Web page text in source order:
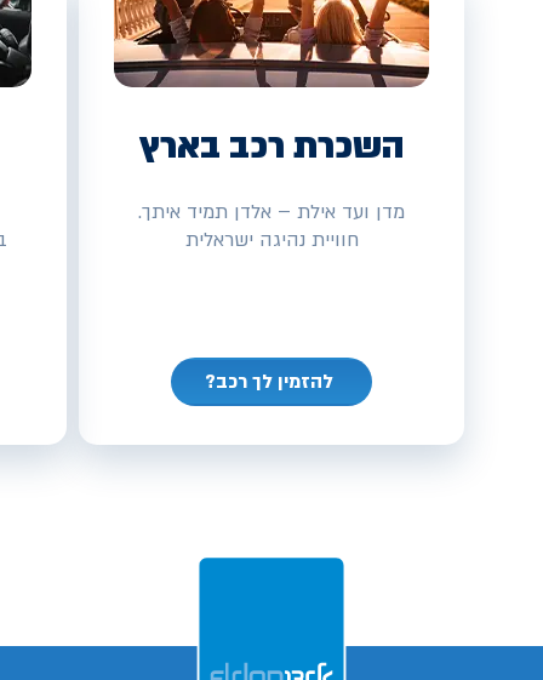
השכרת רכב בארץ
מדן ועד אילת – אלדן תמיד איתך.
חוויית נהיגה ישראלית
להזמין לך רכב?